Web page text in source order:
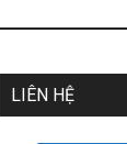
LIÊN HỆ